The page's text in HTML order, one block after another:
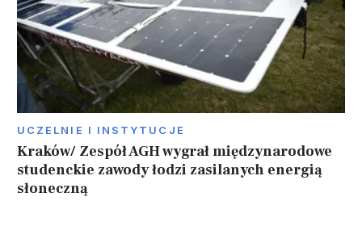
UCZELNIE I INSTYTUCJE
Kraków/ Zespół AGH wygrał międzynarodowe
studenckie zawody łodzi zasilanych energią
słoneczną